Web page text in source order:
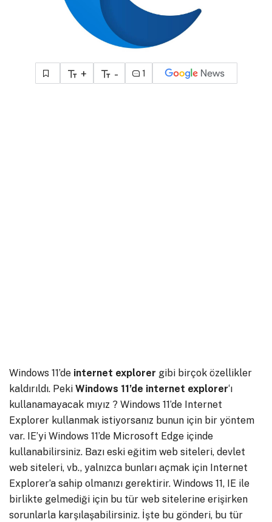
+ - 1
Windows 11’de internet explorer gibi birçok özellikler
kaldırıldı. Peki Windows 11’de internet explorer‘ı
kullanamayacak mıyız ? Windows 11’de Internet
Explorer kullanmak istiyorsanız bunun için bir yöntem
var. IE’yi Windows 11’de Microsoft Edge içinde
kullanabilirsiniz. Bazı eski eğitim web siteleri, devlet
web siteleri, vb., yalnızca bunları açmak için Internet
Explorer’a sahip olmanızı gerektirir. Windows 11, IE ile
birlikte gelmediği için bu tür web sitelerine erişirken
sorunlarla karşılaşabilirsiniz. İşte bu gönderi, bu tür